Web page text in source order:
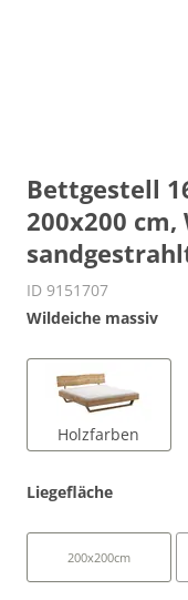
Bettgestell
200x200
ID 9151707
Wildeiche massiv
Holzfarben
Liegefläche
200x200cm